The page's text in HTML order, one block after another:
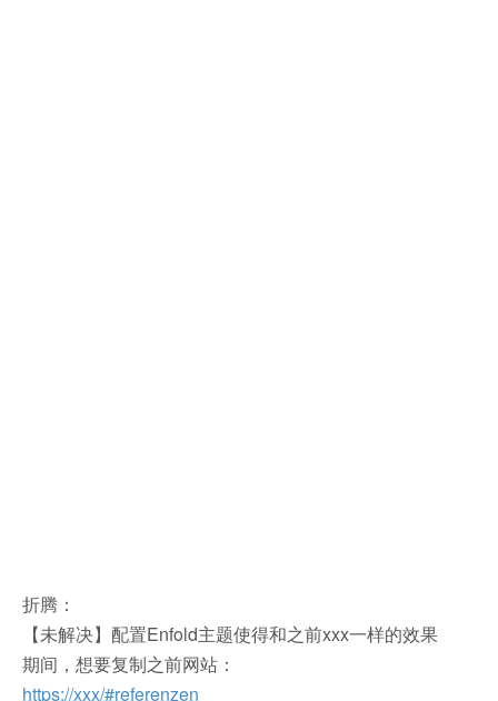
折腾：
【未解决】配置Enfold主题使得和之前xxx一样的效果
期间，想要复制之前网站：
https://xxx/#referenzen